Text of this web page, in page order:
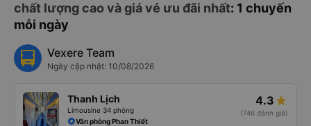
chất lượng cao và giá vé ưu đãi nhất: 1 chuyến
mỗi ngày
Vexere Team
Ngày cập nhật: 10/08/2026
Thanh Lịch
Limousine 34 phòng
4.3
(746 đánh giá)
Văn phòng Phan Thiết